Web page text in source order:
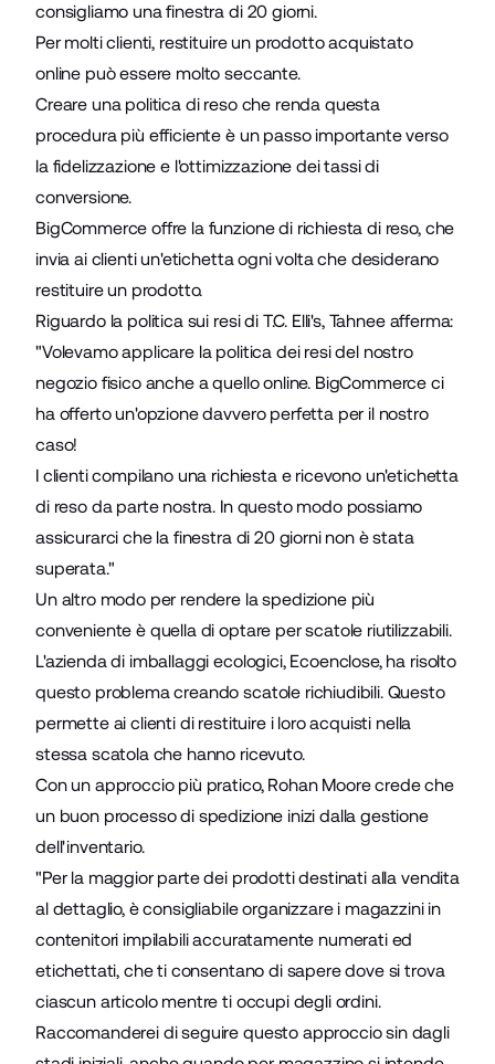
consigliamo una finestra di 20 giorni.
Per molti clienti, restituire un prodotto acquistato
online può essere molto seccante.
Creare una politica di reso che renda questa
procedura più efficiente è un passo importante verso
la fidelizzazione e l'ottimizzazione dei tassi di
conversione.
BigCommerce offre la funzione di richiesta di reso, che
invia ai clienti un'etichetta ogni volta che desiderano
restituire un prodotto.
Riguardo la politica sui resi di T.C. Elli's, Tahnee afferma:
"Volevamo applicare la politica dei resi del nostro
negozio fisico anche a quello online. BigCommerce ci
ha offerto un'opzione davvero perfetta per il nostro
caso!
I clienti compilano una richiesta e ricevono un'etichetta
di reso da parte nostra. In questo modo possiamo
assicurarci che la finestra di 20 giorni non è stata
superata."
Un altro modo per rendere la spedizione più
conveniente è quella di optare per scatole riutilizzabili.
L'azienda di imballaggi ecologici, Ecoenclose, ha risolto
questo problema creando scatole richiudibili. Questo
permette ai clienti di restituire i loro acquisti nella
stessa scatola che hanno ricevuto.
Con un approccio più pratico, Rohan Moore crede che
un buon processo di spedizione inizi dalla gestione
dell'inventario.
"Per la maggior parte dei prodotti destinati alla vendita
al dettaglio, è consigliabile organizzare i magazzini in
contenitori impilabili accuratamente numerati ed
etichettati, che ti consentano di sapere dove si trova
ciascun articolo mentre ti occupi degli ordini.
Raccomanderei di seguire questo approccio sin dagli